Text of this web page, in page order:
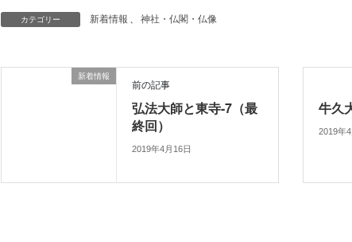
カテゴリー 新着情報 、 神社・仏閣・仏像
新着情報
前の記事
弘法大師と東寺-7（最
終回）
2019年4月16日
牛久
2019年